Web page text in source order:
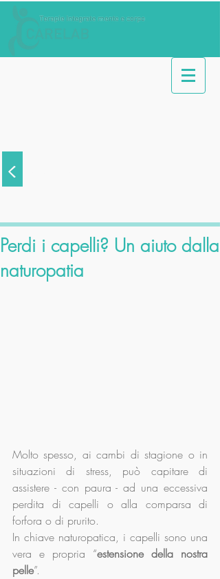
<
Perdi i capelli? Un aiuto dalla
naturopatia
Molto spesso, ai cambi di stagione o in
situazioni di stress, può capitare di
assistere - con paura - ad una eccessiva
perdita di capelli o alla comparsa di
forfora o di prurito.
In chiave naturopatica, i capelli sono una
vera e propria “estensione della nostra
pelle”.